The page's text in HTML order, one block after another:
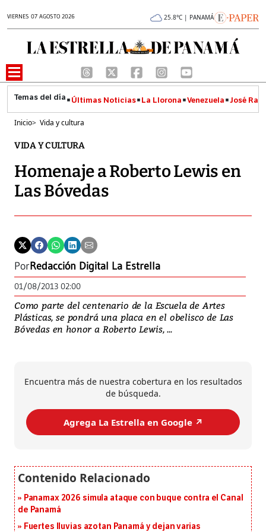
VIERNES 07 AGOSTO 2026 25.8°C | PANAMÁ
Últimas Noticias La Llorona Venezuela José
Inicio> Vida y cultura
VIDA Y CULTURA
Homenaje a Roberto Lewis en
Las Bóvedas
PorRedacción Digital La Estrella
01/08/2013 02:00
Como parte del centenario de la Escuela de Artes
Plásticas, se pondrá una placa en el obelisco de Las
Bóvedas en honor a Roberto Lewis, ...
Encuentra más de nuestra cobertura en los resultados
de búsqueda.
Agrega La Estrella en Google ↗️
Panamax 2026 simula ataque con buque contra el Canal
de Panamá
Fuertes lluvias azotan Panamá y dejan varias